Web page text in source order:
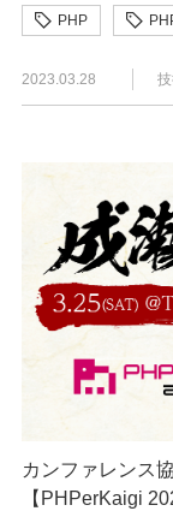
PHP
2023.03.28
カンファレンス
【PHPerKaigi